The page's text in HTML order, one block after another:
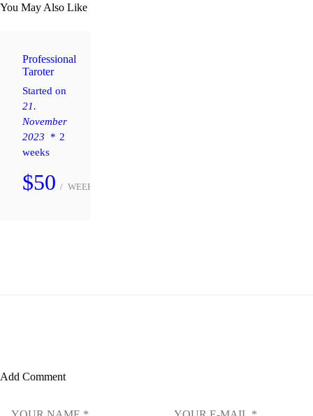
You May Also Like
Professional
Taroter
Started on
21.
November
2023
2
weeks
$50 WEEK
Add Comment